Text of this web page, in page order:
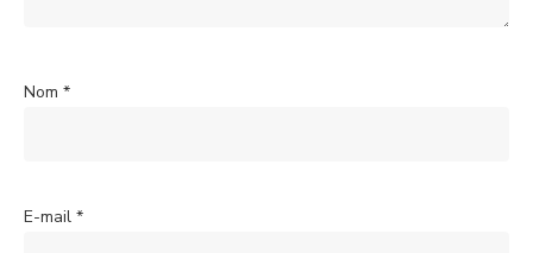
Nom *
E-mail *